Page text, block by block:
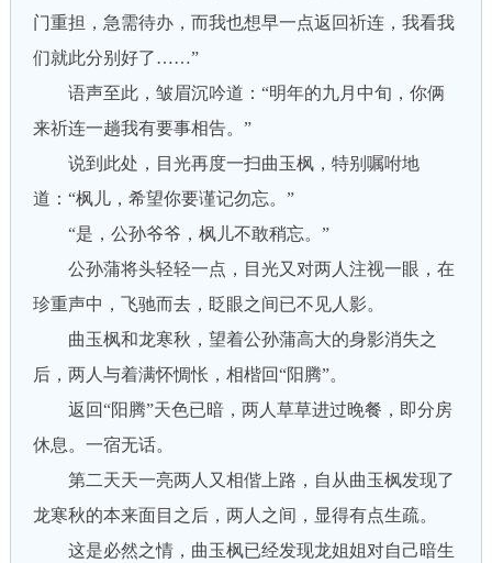
门重担，急需待办，而我也想早一点返回祈连，我看我
们就此分别好了……”
语声至此，皱眉沉吟道：“明年的九月中旬，你俩
来祈连一趟我有要事相告。”
说到此处，目光再度一扫曲玉枫，特别嘱咐地
道：“枫儿，希望你要谨记勿忘。”
“是，公孙爷爷，枫儿不敢稍忘。”
公孙蒲将头轻轻一点，目光又对两人注视一眼，在
珍重声中，飞驰而去，眨眼之间已不见人影。
曲玉枫和龙寒秋，望着公孙蒲高大的身影消失之
后，两人与着满怀惆怅，相楷回“阳腾”。
返回“阳腾”天色已暗，两人草草进过晚餐，即分房
休息。一宿无话。
第二天天一亮两人又相偕上路，自从曲玉枫发现了
龙寒秋的本来面目之后，两人之间，显得有点生疏。
这是必然之情，曲玉枫已经发现龙姐姐对自己暗生